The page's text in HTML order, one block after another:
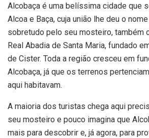
Alcobaça é uma belíssima cidade que
Alcoa e Baça, cuja união lhe deu o
sobretudo pelo seu mosteiro, também
Real Abadia de Santa Maria, fundado
de Cister. Toda a região cresceu em
Alcobaça, já que os terrenos
aqui habitavam.
A maioria dos turistas chega aqui
seu mosteiro e pouco imagina que
mais para descobrir e, já agora, para